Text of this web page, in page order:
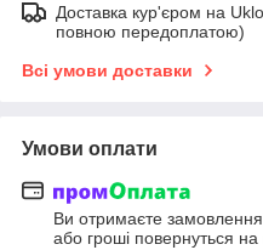
Доставка кур'єром на
повною передоплатою)
Всі умови доставки
Умови оплати
Ви отримаєте замовлення
або гроші повернуться на